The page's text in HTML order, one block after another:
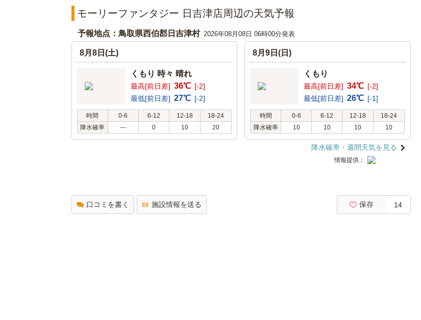
モーリーファンタジー 日吉津店周辺の天気予報
予報地点：鳥取県西伯郡日吉津村 2026年08月08日 06時00分発表
8月8日(土)
くもり 時々 晴れ
最高[前日差] 36℃ [-2]
最低[前日差] 27℃ [-2]
時間 0-6 6-12 12-18
18-24
降水確率
--- 0 10 20
8月9日(日)
くもり
最高[前日差] 34℃ [-2]
最低[前日差] 26℃ [-1]
時間 0-6 6-12 12-18
18-24
降水確率
10 10 10 10
降水確率・週間天気を見る
情報提供：
口コミを書く 施設情報を送る 保存 14